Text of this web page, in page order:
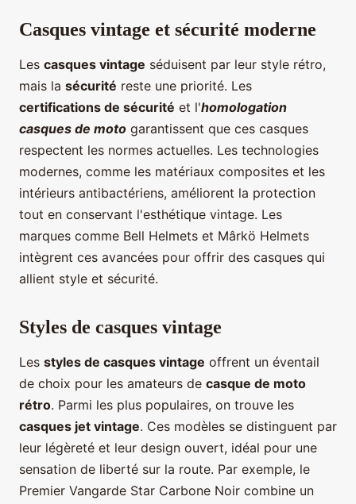
Casques vintage et sécurité moderne
Les casques vintage séduisent par leur style rétro,
mais la sécurité reste une priorité. Les
certifications de sécurité et l'homologation
casques de moto garantissent que ces casques
respectent les normes actuelles. Les technologies
modernes, comme les matériaux composites et les
intérieurs antibactériens, améliorent la protection
tout en conservant l'esthétique vintage. Les
marques comme Bell Helmets et Mârkö Helmets
intègrent ces avancées pour offrir des casques qui
allient style et sécurité.
Styles de casques vintage
Les styles de casques vintage offrent un éventail
de choix pour les amateurs de casque de moto
rétro. Parmi les plus populaires, on trouve les
casques jet vintage. Ces modèles se distinguent par
leur légèreté et leur design ouvert, idéal pour une
sensation de liberté sur la route. Par exemple, le
Premier Vangarde Star Carbone Noir combine un